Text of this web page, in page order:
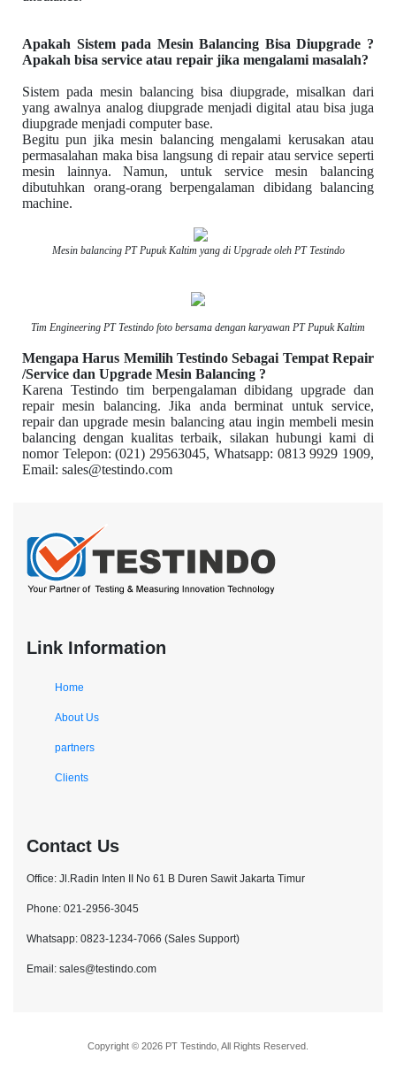
Apakah Sistem pada Mesin Balancing Bisa Diupgrade ?
Apakah bisa service atau repair jika mengalami masalah?
Sistem pada mesin balancing bisa diupgrade, misalkan dari
yang awalnya analog diupgrade menjadi digital atau bisa juga
diupgrade menjadi computer base.
Begitu pun jika mesin balancing mengalami kerusakan atau
permasalahan maka bisa langsung di repair atau service seperti
mesin lainnya. Namun, untuk service mesin balancing
dibutuhkan orang-orang berpengalaman dibidang balancing
machine.
Mesin balancing PT Pupuk Kaltim yang di Upgrade oleh PT Testindo
Tim Engineering PT Testindo foto bersama dengan karyawan PT Pupuk Kaltim
Mengapa Harus Memilih Testindo Sebagai Tempat Repair
/Service dan Upgrade Mesin Balancing ?
Karena Testindo tim berpengalaman dibidang upgrade dan
repair mesin balancing. Jika anda berminat untuk service,
repair dan upgrade mesin balancing atau ingin membeli mesin
balancing dengan kualitas terbaik, silakan hubungi kami di
nomor Telepon: (021) 29563045, Whatsapp: 0813 9929 1909,
Email: sales@testindo.com
Link Information
Home
About Us
partners
Clients
Contact Us
Office: Jl.Radin Inten II No 61 B Duren Sawit Jakarta Timur
Phone: 021-2956-3045
Whatsapp: 0823-1234-7066 (Sales Support)
Email: sales@testindo.com
Copyright © 2026 PT Testindo, All Rights Reserved.